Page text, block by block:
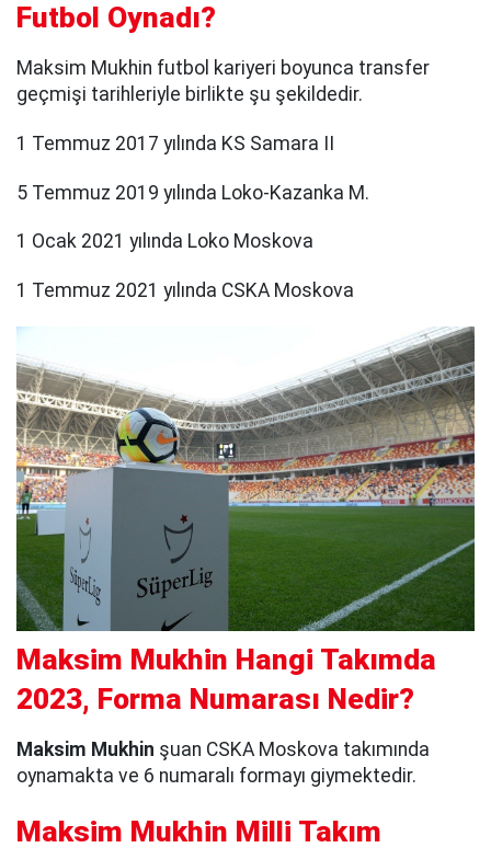
Futbol Oynadı?
Maksim Mukhin futbol kariyeri boyunca transfer
geçmişi tarihleriyle birlikte şu şekildedir.
1 Temmuz 2017 yılında KS Samara II
5 Temmuz 2019 yılında Loko-Kazanka M.
1 Ocak 2021 yılında Loko Moskova
1 Temmuz 2021 yılında CSKA Moskova
Maksim Mukhin Hangi Takımda
2023, Forma Numarası Nedir?
Maksim Mukhin şuan CSKA Moskova takımında
oynamakta ve 6 numaralı formayı giymektedir.
Maksim Mukhin Milli Takım